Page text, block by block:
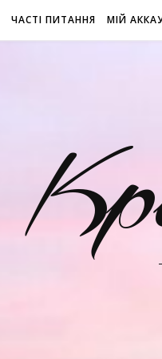
ЧАСТІ ПИТАННЯ МІЙ